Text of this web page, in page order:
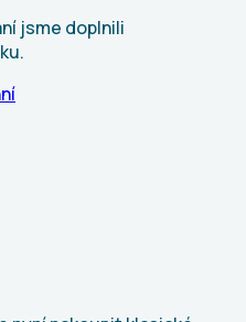
jsme doplnili